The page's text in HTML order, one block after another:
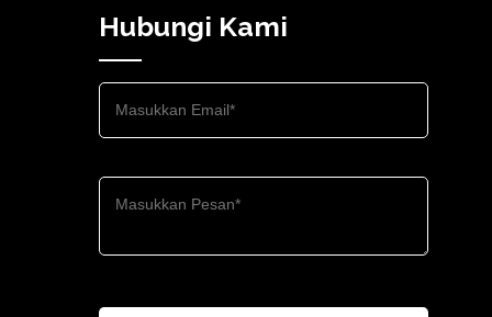
Hubungi Kami